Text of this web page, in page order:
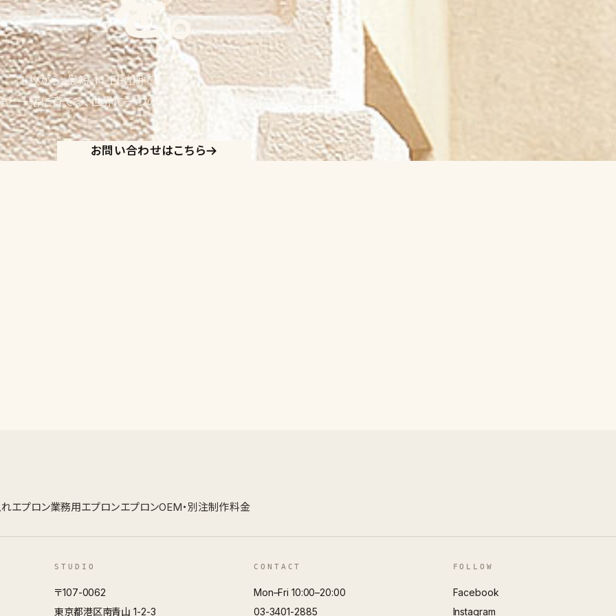
1 枚から、最短 14 日納期で。
と一緒に育てる、世界に一つのエプロン。
お問い合わせはこちら
エプロン業務用エプロンエプロンOEM・別注制作料金
STUDIO
〒107-0062
東京都港区南青山 1-2-3
CONTACT
Mon–Fri 10:00–20:00
03-3401-2885
FOLLOW
Facebook
Instagram